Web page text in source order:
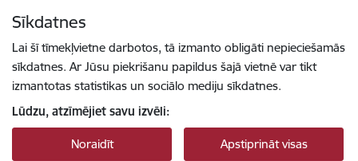
Sīkdatnes
Lai šī tīmekļvietne darbotos, tā izmanto obligāti nepieciešamās
sīkdatnes. Ar Jūsu piekrišanu papildus šajā vietnē var tikt
izmantotas statistikas un sociālo mediju sīkdatnes.
Lūdzu, atzīmējiet savu izvēli:
Noraidīt Apstiprināt visas